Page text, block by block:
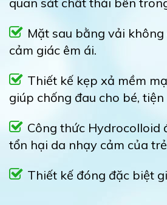
Mặt sau bằng vải
cảm giác êm ái.
Thiết kế kẹp xả mềm
giúp chống đau cho bé,
Công thức Hydrocolloid
tổn hại da nhạy cảm của
Thiết kế đóng đặc biệt